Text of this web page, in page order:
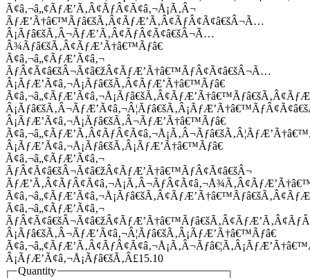
Ã¢â‚¬â„¢ÃƒÆ’Ã‚Â¢ÃƒÂ¢Ã¢â‚¬Å¡Ã‚Â¬
ÃƒÆ’Ã†â€™Ãƒâ€šÃ‚Â¢ÃƒÆ’Ã‚Â¢ÃƒÂ¢Ã¢â€šÂ¬Ã…
Â¡Ãƒâ€šÃ‚Â¬ÃƒÆ’Ã‚Â¢ÃƒÂ¢Ã¢â€šÂ¬Ã…
Â¾Ãƒâ€šÃ‚Â¢ÃƒÆ’Ã†â€™Ãƒâ€
Ã¢â‚¬â„¢ÃƒÆ’Ã¢â‚¬
ÃƒÂ¢Ã¢â€šÂ¬Ã¢â€žÂ¢ÃƒÆ’Ã†â€™ÃƒÂ¢Ã¢â€šÂ¬Ã…
Â¡ÃƒÆ’Ã¢â‚¬Å¡Ãƒâ€šÃ‚Â¢ÃƒÆ’Ã†â€™Ãƒâ€
Â¡ÃƒÆ’Ã¢â‚¬Å¡Ãƒâ€šÃ‚Â¬ÃƒÆ’Ã†â€™Ãƒâ€
Â¡ÃƒÆ’Ã¢â‚¬Å¡Ãƒâ€šÃ‚Â¡ÃƒÆ’Ã†â€™Ãƒâ€
Ã¢â‚¬â„¢ÃƒÆ’Ã¢â‚¬
ÃƒÂ¢Ã¢â€šÂ¬Ã¢â€žÂ¢ÃƒÆ’Ã†â€™ÃƒÂ¢Ã¢â€šÂ¬
Ã¢â‚¬â„¢ÃƒÆ’Ã¢â‚¬
Â¡Ãƒâ€šÃ‚Â¬ÃƒÆ’Ã¢â‚¬Â¦Ãƒâ€šÃ‚Â¡ÃƒÆ’Ã†â€™Ãƒâ€
Â¡ÃƒÆ’Ã¢â‚¬Å¡Ãƒâ€šÃ‚Â£15.10
Quantity